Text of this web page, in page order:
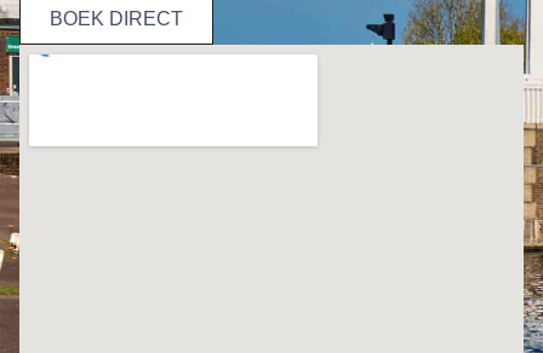
BOEK DIRECT